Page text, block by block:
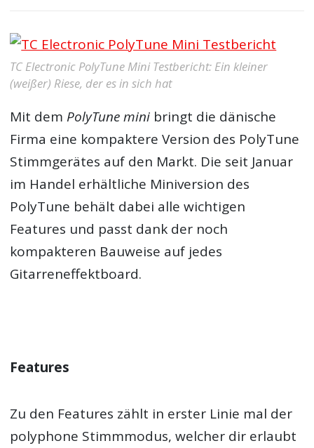
TC Electronic PolyTune Mini Testbericht: Ein kleiner
(weißer) Riese, der es in sich hat
Mit dem PolyTune mini bringt die dänische
Firma eine kompaktere Version des PolyTune
Stimmgerätes auf den Markt. Die seit Januar
im Handel erhältliche Miniversion des
PolyTune behält dabei alle wichtigen
Features und passt dank der noch
kompakteren Bauweise auf jedes
Gitarreneffektboard.
Features
Zu den Features zählt in erster Linie mal der
polyphone Stimmmodus, welcher dir erlaubt